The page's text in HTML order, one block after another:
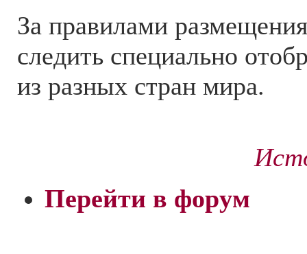
За правилами
следить специально
из разных стран мира.
Перейти в форум